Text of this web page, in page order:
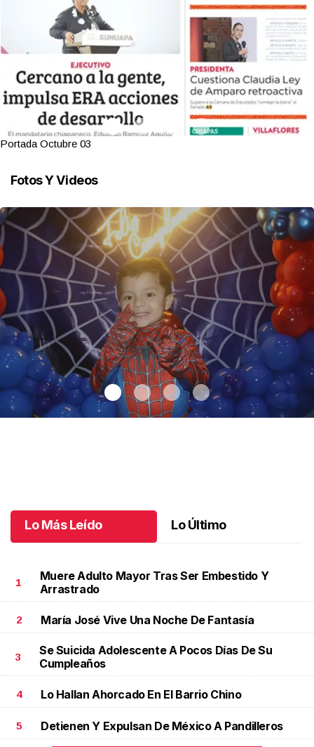
Portada Octubre 03
Fotos Y Videos
Lo Más Leído Lo Último
1
Muere Adulto Mayor Tras Ser Embestido Y
Arrastrado
2 María José Vive Una Noche De Fantasía
3
Se Suicida Adolescente A Pocos Días De Su
Cumpleaños
4 Lo Hallan Ahorcado En El Barrio Chino
5 Detienen Y Expulsan De México A Pandilleros